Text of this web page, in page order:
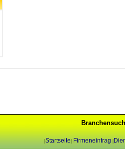
|Startseite| Firmeneintrag |